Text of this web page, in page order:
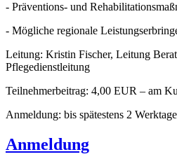
- Präventions- und
- Mögliche regionale
Leitung: Kristin Fischer, Leitung
Pflegedienstleitung
Teilnehmerbeitrag: 4,00 EUR – am
Anmeldung: bis spätestens 2
Anmeldung